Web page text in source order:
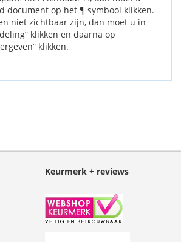
document op het ¶ symbool klikken.
niet zichtbaar zijn, dan moet u in
klikken en daarna op
klikken.
Keurmerk + reviews